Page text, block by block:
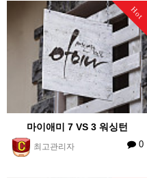
Hot
마이애미 7 VS 3 워싱턴
최고관리자 0